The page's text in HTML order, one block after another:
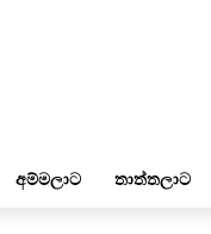
අම්මලාට තාත්තලාට